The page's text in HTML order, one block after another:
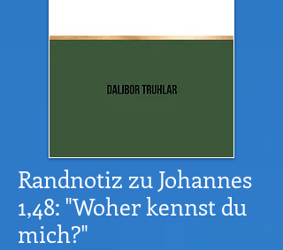
Randnotiz zu Johannes
1,48: "Woher kennst du
mich?"